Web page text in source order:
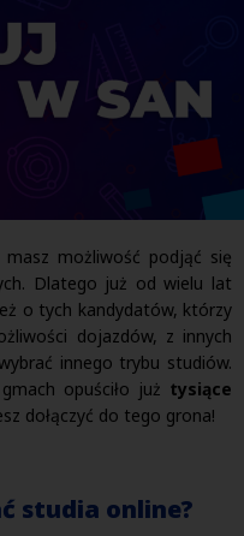
możliwość podjąć się
Dlatego już od wielu lat
o tych kandydatów, którzy
dojazdów, z innych
innego trybu studiów.
opuściło już tysiące
dołączyć do tego grona!
studia online?